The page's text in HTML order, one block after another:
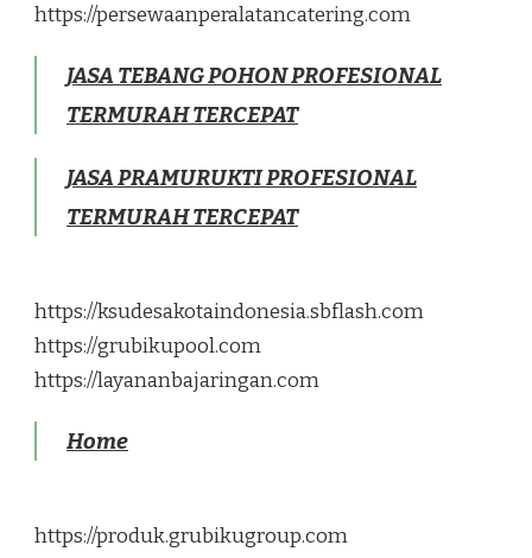
https://persewaanperalatancatering.com
JASA TEBANG POHON PROFESIONAL
TERMURAH TERCEPAT
JASA PRAMURUKTI PROFESIONAL
TERMURAH TERCEPAT
https://ksudesakotaindonesia.sbflash.com
https://grubikupool.com
https://layananbajaringan.com
Home
https://produk.grubikugroup.com